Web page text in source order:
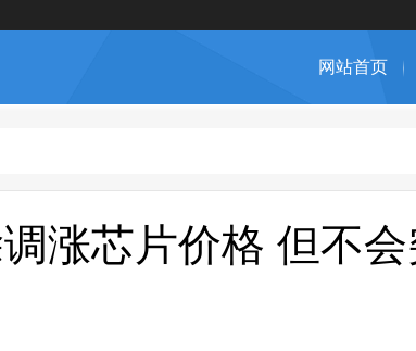
网站首页
涨芯片价格 但不